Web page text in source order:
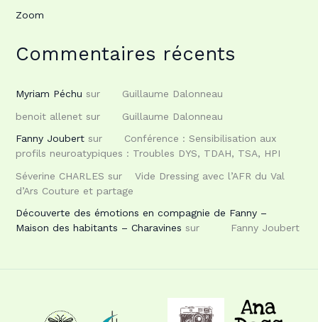
Zoom
Commentaires récents
Myriam Péchu sur
Guillaume Dalonneau
benoit allenetsur
Guillaume Dalonneau
Fanny Joubertsur
Conférence : Sensibilisation aux
profils neuroatypiques : Troubles DYS, TDAH, TSA, HPI
Séverine CHARLES sur
Vide Dressing avec l’AFR du Val
d’Ars Couture et partage
Découverte des émotions en compagnie de Fanny –
Maison des habitants – Charavines sur Fanny Joubert